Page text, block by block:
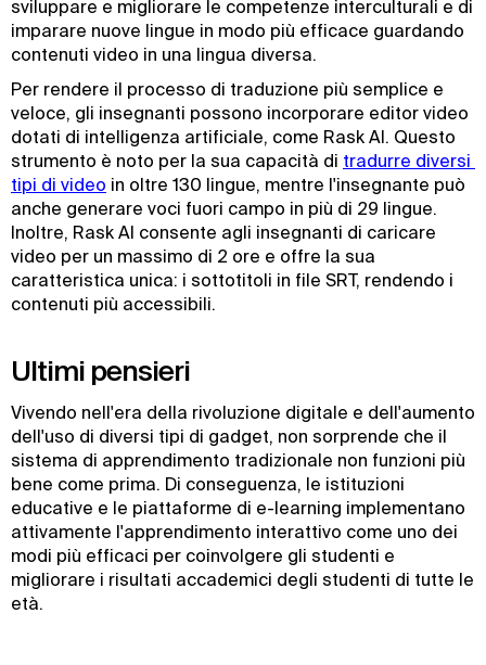
sviluppare e migliorare le competenze interculturali e di
imparare nuove lingue in modo più efficace guardando
contenuti video in una lingua diversa.
Per rendere il processo di traduzione più semplice e
veloce, gli insegnanti possono incorporare editor video
dotati di intelligenza artificiale, come Rask AI. Questo
strumento è noto per la sua capacità di tradurre diversi
tipi di video in oltre 130 lingue, mentre l'insegnante può
anche generare voci fuori campo in più di 29 lingue.
Inoltre, Rask AI consente agli insegnanti di caricare
video per un massimo di 2 ore e offre la sua
caratteristica unica: i sottotitoli in file SRT, rendendo i
contenuti più accessibili.
Ultimi pensieri
Vivendo nell'era della rivoluzione digitale e dell'aumento
dell'uso di diversi tipi di gadget, non sorprende che il
sistema di apprendimento tradizionale non funzioni più
bene come prima. Di conseguenza, le istituzioni
educative e le piattaforme di e-learning implementano
attivamente l'apprendimento interattivo come uno dei
modi più efficaci per coinvolgere gli studenti e
migliorare i risultati accademici degli studenti di tutte le
età.